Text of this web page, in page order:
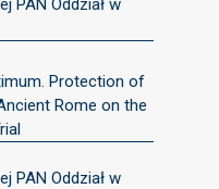
PAN Oddział w
Protection of
Rome on the
PAN Oddział w